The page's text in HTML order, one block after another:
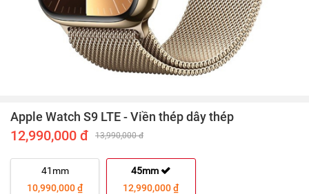
Apple Watch S9 LTE - Viền thép dây thép
12,990,000 đ 13,990,000 đ
41mm
10,990,000 ₫
45mm
12,990,000 ₫